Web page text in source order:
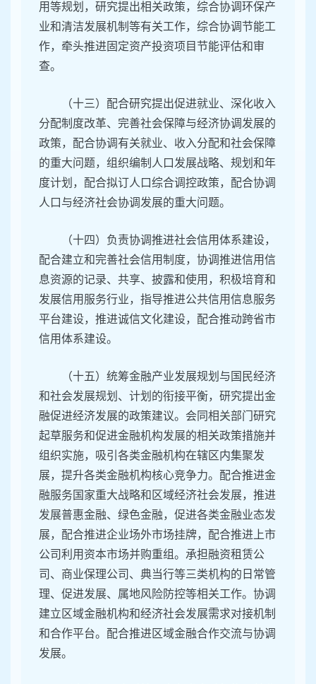
用等规划，研究提出相关政策，综合协调环保产
业和清洁发展机制等有关工作，综合协调节能工
作，牵头推进固定资产投资项目节能评估和审
查。
（十三）配合研究提出促进就业、深化收入
分配制度改革、完善社会保障与经济协调发展的
政策，配合协调有关就业、收入分配和社会保障
的重大问题，组织编制人口发展战略、规划和年
度计划，配合拟订人口综合调控政策，配合协调
人口与经济社会协调发展的重大问题。
（十四）负责协调推进社会信用体系建设，
配合建立和完善社会信用制度，协调推进信用信
息资源的记录、共享、披露和使用，积极培育和
发展信用服务行业，指导推进公共信用信息服务
平台建设，推进诚信文化建设，配合推动跨省市
信用体系建设。
（十五）统筹金融产业发展规划与国民经济
和社会发展规划、计划的衔接平衡，研究提出金
融促进经济发展的政策建议。会同相关部门研究
起草服务和促进金融机构发展的相关政策措施并
组织实施，吸引各类金融机构在辖区内集聚发
展，提升各类金融机构核心竞争力。配合推进金
融服务国家重大战略和区域经济社会发展，推进
发展普惠金融、绿色金融，促进各类金融业态发
展，配合推进企业场外市场挂牌，配合推进上市
公司利用资本市场并购重组。承担融资租赁公
司、商业保理公司、典当行等三类机构的日常管
理、促进发展、属地风险防控等相关工作。协调
建立区域金融机构和经济社会发展需求对接机制
和合作平台。配合推进区域金融合作交流与协调
发展。